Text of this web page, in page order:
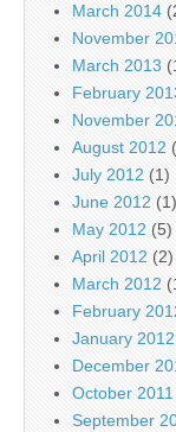
March 2014
November
March 2013
February
November
August 2012
July 2012 (1)
June 2012 (1)
May 2012 (5)
April 2012 (2)
March 2012
February
January 2012
December
October 2011
September